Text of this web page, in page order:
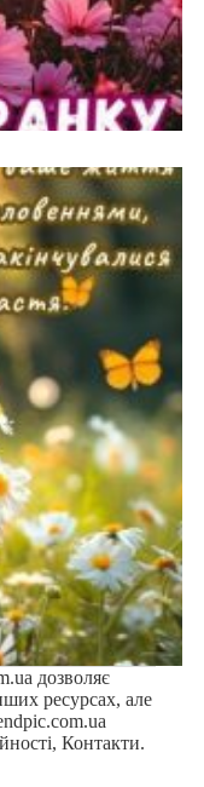
дозволяє
ресурсах, але
, Контакти.